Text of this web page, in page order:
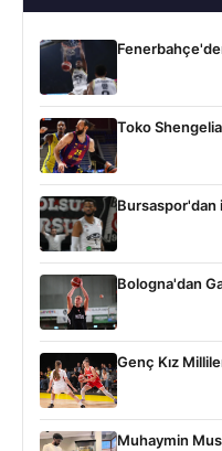
Toko
Bursaspor'dan
Bologna'dan
Genç Kız
Muhaymin